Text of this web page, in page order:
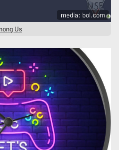
media: bol.com
Us